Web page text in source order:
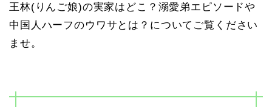
王林(りんご娘)の実家はどこ？溺愛弟エピソードや
中国人ハーフのウワサとは？についてご覧ください
ませ。